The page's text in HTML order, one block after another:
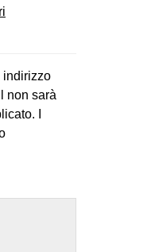
indirizzo
non sarà